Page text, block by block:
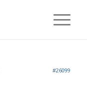
#26099